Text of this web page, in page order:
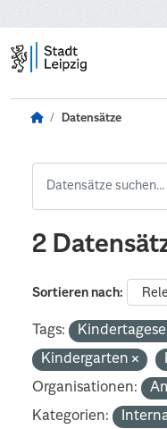
Datensätze
2
Sortieren nach
Tags:
Kindergarten
Organisationen:
Kategorien: